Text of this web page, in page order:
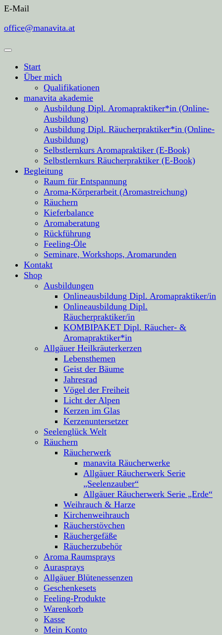
E-Mail
office@manavita.at
Start
Über mich
Qualifikationen
manavita akademie
Ausbildung Dipl. Aromapraktiker*in (Online-
Ausbildung)
Ausbildung Dipl. Räucherpraktiker*in (Online-
Ausbildung)
Selbstlernkurs Aromapraktiker (E-Book)
Selbstlernkurs Räucherpraktiker (E-Book)
Begleitung
Raum für Entspannung
Aroma-Körperarbeit (Aromastreichung)
Räuchern
Kieferbalance
Aromaberatung
Rückführung
Feeling-Öle
Seminare, Workshops, Aromarunden
Kontakt
Shop
Ausbildungen
Onlineausbildung Dipl. Aromapraktiker/in
Onlineausbildung Dipl.
Räucherpraktiker/in
KOMBIPAKET Dipl. Räucher- &
Aromapraktiker*in
Allgäuer Heilkräuterkerzen
Lebensthemen
Geist der Bäume
Jahresrad
Vögel der Freiheit
Licht der Alpen
Kerzen im Glas
Kerzenuntersetzer
Seelenglück Welt
Räuchern
Räucherwerk
manavita Räucherwerke
Allgäuer Räucherwerk Serie
„Seelenzauber“
Allgäuer Räucherwerk Serie „Erde“
Weihrauch & Harze
Kirchenweihrauch
Räucherstövchen
Räuchergefäße
Räucherzubehör
Aroma Raumsprays
Aurasprays
Allgäuer Blütenessenzen
Geschenkesets
Feeling-Produkte
Warenkorb
Kasse
Mein Konto